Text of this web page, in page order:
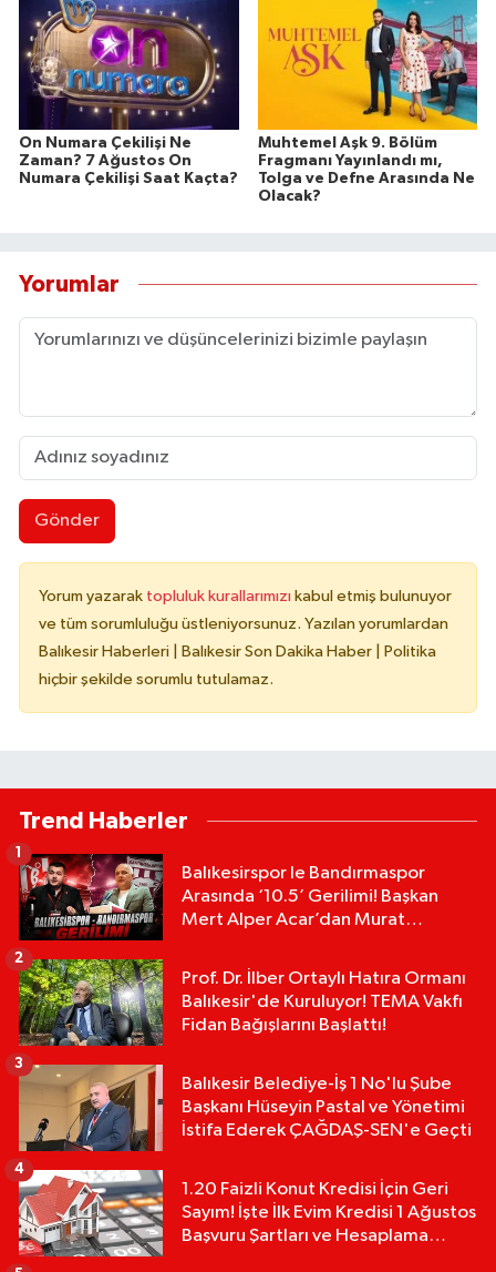
On Numara Çekilişi Ne
Zaman? 7 Ağustos On
Numara Çekilişi Saat Kaçta?
Muhtemel Aşk 9. Bölüm
Fragmanı Yayınlandı mı,
Tolga ve Defne Arasında Ne
Olacak?
Yorumlar
Gönder
Yorum yazarak topluluk kurallarımızı kabul etmiş bulunuyor
ve tüm sorumluluğu üstleniyorsunuz. Yazılan yorumlardan
Balıkesir Haberleri | Balıkesir Son Dakika Haber | Politika
hiçbir şekilde sorumlu tutulamaz.
Trend Haberler
Balıkesirspor le Bandırmaspor
Arasında ‘10.5’ Gerilimi! Başkan
Mert Alper Acar’dan Murat
1
Prof. Dr. İlber Ortaylı Hatıra Ormanı
Balıkesir'de Kuruluyor! TEMA Vakfı
Fidan Bağışlarını Başlattı!
2
Balıkesir Belediye-İş 1 No'lu Şube
Başkanı Hüseyin Pastal ve Yönetimi
İstifa Ederek ÇAĞDAŞ-SEN'e Geçti
3
1.20 Faizli Konut Kredisi İçin Geri
Sayım! İşte İlk Evim Kredisi 1 Ağustos
Başvuru Şartları ve Hesaplama
4